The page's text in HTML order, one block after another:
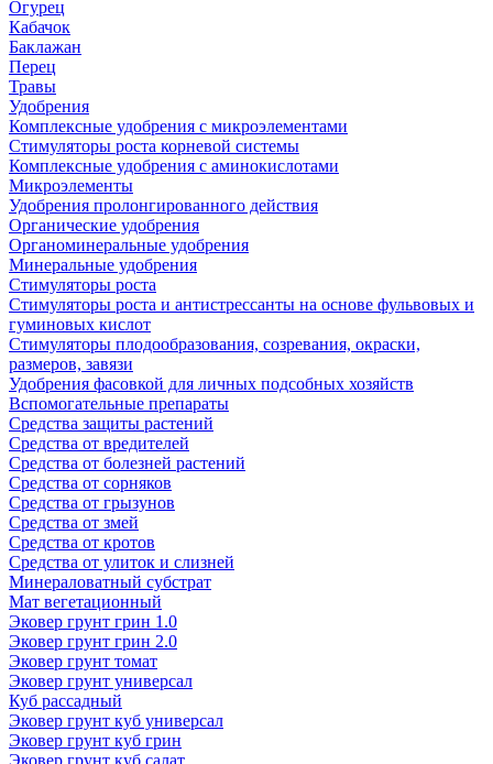
Огурец
Кабачок
Баклажан
Перец
Травы
Удобрения
Комплексные удобрения с микроэлементами
Стимуляторы роста корневой системы
Комплексные удобрения с аминокислотами
Микроэлементы
Удобрения пролонгированного действия
Органические удобрения
Органоминеральные удобрения
Минеральные удобрения
Стимуляторы роста
Стимуляторы роста и антистрессанты на основе фульвовых и
гуминовых кислот
Стимуляторы плодообразования, созревания, окраски,
размеров, завязи
Удобрения фасовкой для личных подсобных хозяйств
Вспомогательные препараты
Средства защиты растений
Средства от вредителей
Средства от болезней растений
Средства от сорняков
Средства от грызунов
Средства от змей
Средства от кротов
Средства от улиток и слизней
Минераловатный субстрат
Мат вегетационный
Эковер грунт грин 1.0
Эковер грунт грин 2.0
Эковер грунт томат
Эковер грунт универсал
Куб рассадный
Эковер грунт куб универсал
Эковер грунт куб грин
Эковер грунт куб салат